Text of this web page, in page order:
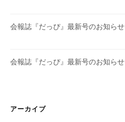
会報誌『だっぴ』最新号のお知らせ
会報誌『だっぴ』最新号のお知らせ
アーカイブ